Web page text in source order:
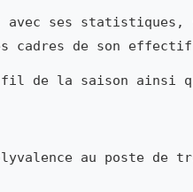
avec ses
cadres de son
de la saison ainsi
au poste de